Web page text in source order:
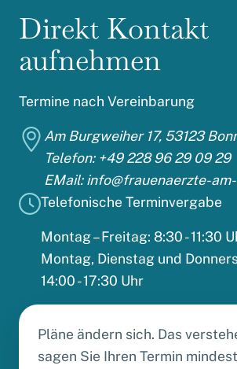
Direkt Kontakt
aufnehmen
Termine nach Vereinbarung
Am Burgweiher 17, 53123
Telefon: +49 228 96 29 09 29
EMail: info@frauenaerzte-
Telefonische Terminvergabe
Montag – Freitag: 8:30 - 11:30
Montag, Dienstag und
14:00 - 17:30 Uhr
Pläne ändern sich. Das
sagen Sie Ihren Termin